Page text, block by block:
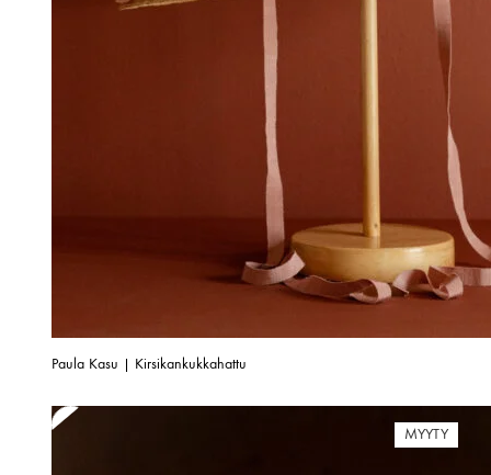
Paula Kasu | Kirsikankukkahattu
MYYTY